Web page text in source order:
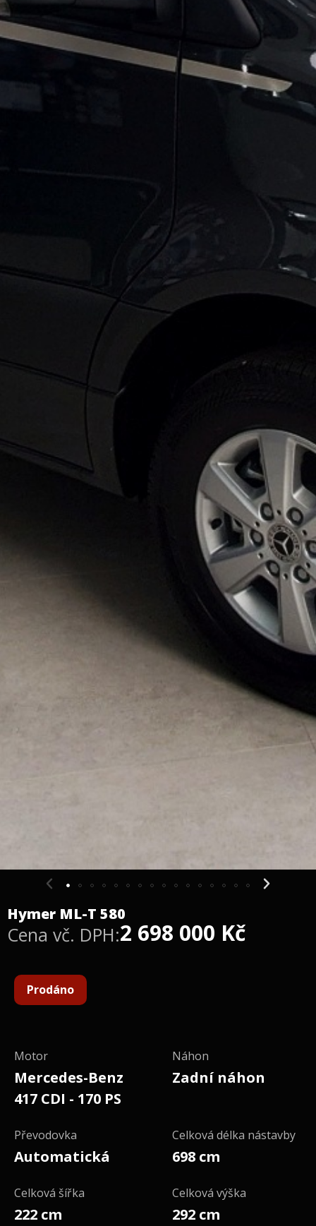
Hymer ML-T 580
Cena vč. DPH:2 698 000 Kč
Prodáno
Motor
Mercedes-Benz
417 CDI - 170 PS
Náhon
Zadní náhon
Převodovka
Automatická
Celková délka nástavby
698 cm
Celková šířka
222 cm
Celková výška
292 cm